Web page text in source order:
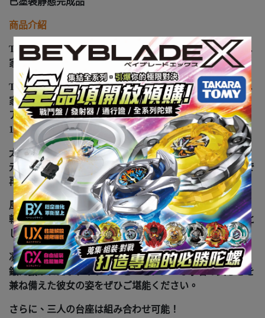
商品介紹
TVアニメ『ライザのアトリエ 〜常闇の女王と秘密の隠れ
家〜』より、ヒロイン三人が水着姿で登場！
TVアニメ『ライザのアトリエ 〜常闇の女王と秘密の隠れ
家〜』より、「ライザリン・シュタウト」「クラウディ
ア・バレンツ」「リラ・ディザイアス」の3人が水着姿で
1/7スケールフィギュア化！
太陽のような明るい笑顔がまぶしい「ライザ」
元気いっぱいで健康的なボディラインをこだわりの造形で
再現しました。
風になびく金髪が際立つ「クラウディア」
軽やかな水着とキラキラとした笑顔が可愛いフィギュアと
して仕上がりました。
凛々しいポーズで風を浴びる「リラ」
鍛え抜かれたボディラインと、セクシーな水着の美しさを
兼ね備えた彼女の姿をぜひご堪能ください。
さらに、三人の台座は組み合わせ可能！